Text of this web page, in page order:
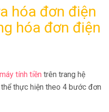
hóa đơn điện
hóa đơn điện
tính tiền trên trang hệ
thực hiện theo 4 bước đơn